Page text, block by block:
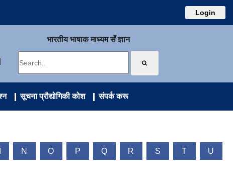
Login
भारतीय भाषाक माध्यम सँ ज्ञान
सूचना प्रौद्योगिकी कोश संपर्क करू
N O P Q R S T U